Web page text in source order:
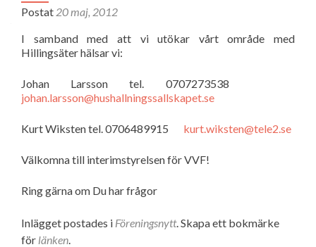
Postat 20 maj, 2012
I samband med att vi utökar vårt område med
Hillingsäter hälsar vi:
Johan Larsson tel. 0707273538
johan.larsson@hushallningssallskapet.se
Kurt Wiksten tel. 0706489915 kurt.wiksten@tele2.se
Välkomna till interimstyrelsen för VVF!
Ring gärna om Du har frågor
Inlägget postades i Föreningsnytt. Skapa ett bokmärke
för länken.